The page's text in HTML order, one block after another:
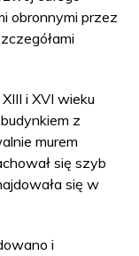
obronnymi przez
i XVI wieku
z
murem
się szyb
się w
i